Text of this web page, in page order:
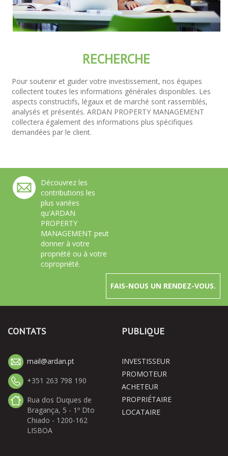
RECHERCHE
Pour soutenir et guider votre investissement, nos équipes
collectent toutes les informations générales disponibles. Les
aspects constructifs, légaux et de marché sont rassemblés,
analysés et présentés. ARDAN PROPERTY MANAGEMENT
collectera également des informations plus spécifiques
demandées par le client.
Découvrez les
contributions les
plus variées
qu'ARDAN
PROPERTY
MANAGEMENT peut
donner à votre
propriété ou à votre
copropriété.
FAIS-NOUS UN RENDEZ-VOUS.
CONTATS
mail@ardan.pt
+351 263 798 190
Rua dos Duques de
Bragança, 5 - 1º Dto
Chiado - 1200-162
LISBOA
PUBLIQUE
INVESTISSEUR
PROMOTEUR
ACHETEUR
PROPRIÉTAIRE
LOCATAIRE